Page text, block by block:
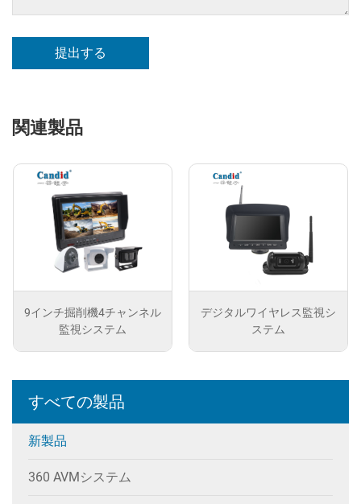
提出する
関連製品
9インチ掘削機4チャンネル
監視システム
デジタルワイヤレス監視シ
ステム
すべての製品
新製品
360 AVMシステム